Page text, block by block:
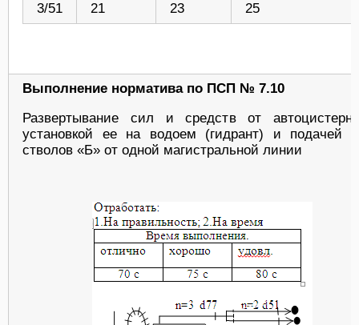
3/51
21 23 25
Выполнение норматива по ПСП № 7.10
Развертывание сил и средств от
установкой ее на водоем (гидрант) и подачей
стволов «Б» от одной магистральной линии